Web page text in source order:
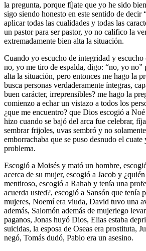
la pregunta, porque fíjate que yo he sido
sigo siendo honesto en este sentido de decir
aplicar todas las cualidades y todas las
un pastor para ser pastor, yo no califico la
extremadamente bien alta la situación.
Cuando yo escucho de integridad y escucho
no, yo me tiro de espalda, digo: “no, yo no”
alta la situación, pero entonces me hago la
busca personas verdaderamente íntegras,
buen carácter, irreprensibles? me hago la
comienzo a echar un vistazo a todos los
¿que me encuentro? que Dios escogió a
hizo cuando se bajó del arca fue celebrar,
sembrar frijoles, uvas sembró y no
emborrachaba que se puso desnudo el
problema.
Escogió a Moisés y mató un hombre,
acerca de su mujer, escogió a Jacob y
mentiroso, escogió a Rahab y tenía una
acuerda usted?, escogió a Sansón que tenía
mujeres, Noemí era viuda, David tuvo una
además, Salomón además de mujeriego
paganos, Jonas huyó Dios, Elias estaba
suicidas, la esposa de Oseas era prostituta,
negó, Tomás dudó, Pablo era un asesino.